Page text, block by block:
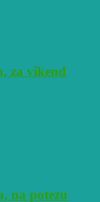
za vikend
na potezu